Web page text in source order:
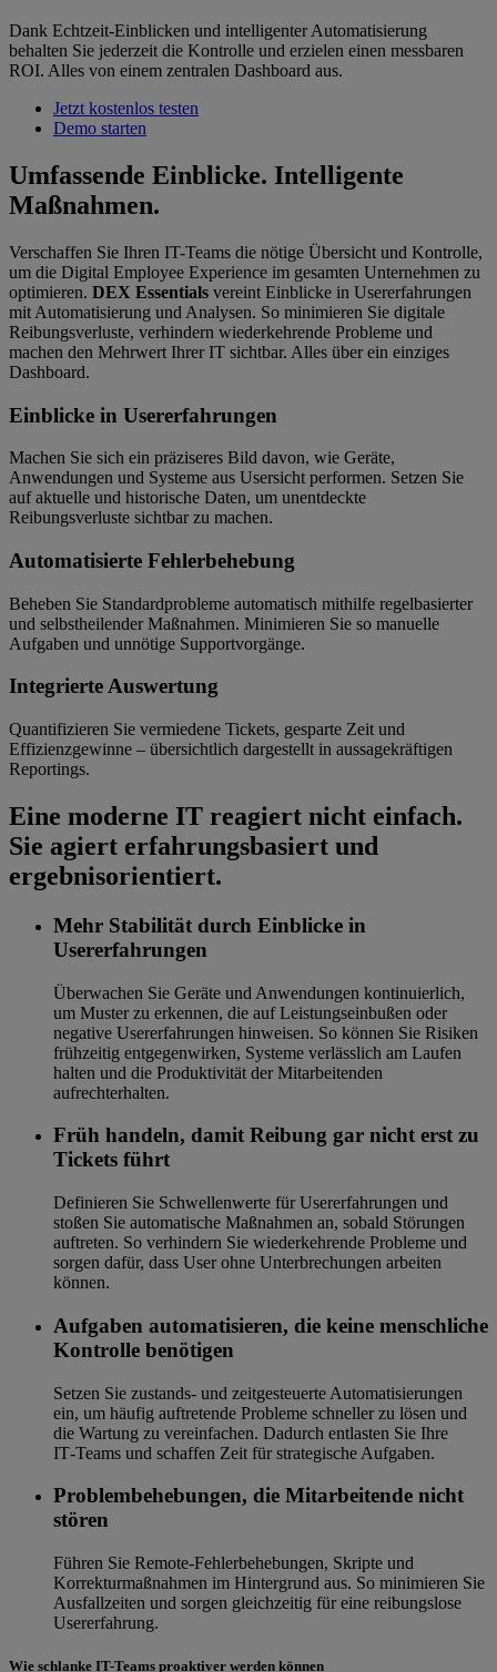
Dank Echtzeit-Einblicken und intelligenter Automatisierung
behalten Sie jederzeit die Kontrolle und erzielen einen messbaren
ROI. Alles von einem zentralen Dashboard aus.
Jetzt kostenlos testen
Demo starten
Umfassende Einblicke. Intelligente
Maßnahmen.
Verschaffen Sie Ihren IT-Teams die nötige Übersicht und Kontrolle,
um die Digital Employee Experience im gesamten Unternehmen zu
optimieren. DEX Essentials vereint Einblicke in Usererfahrungen
mit Automatisierung und Analysen. So minimieren Sie digitale
Reibungsverluste, verhindern wiederkehrende Probleme und
machen den Mehrwert Ihrer IT sichtbar. Alles über ein einziges
Dashboard.
Einblicke in Usererfahrungen
Machen Sie sich ein präziseres Bild davon, wie Geräte,
Anwendungen und Systeme aus Usersicht performen. Setzen Sie
auf aktuelle und historische Daten, um unentdeckte
Reibungsverluste sichtbar zu machen.
Automatisierte Fehlerbehebung
Beheben Sie Standardprobleme automatisch mithilfe regelbasierter
und selbstheilender Maßnahmen. Minimieren Sie so manuelle
Aufgaben und unnötige Supportvorgänge.
Integrierte Auswertung
Quantifizieren Sie vermiedene Tickets, gesparte Zeit und
Effizienzgewinne – übersichtlich dargestellt in aussagekräftigen
Reportings.
Eine moderne IT reagiert nicht einfach.
Sie agiert erfahrungsbasiert und
ergebnisorientiert.
Mehr Stabilität durch Einblicke in
Usererfahrungen
Überwachen Sie Geräte und Anwendungen kontinuierlich,
um Muster zu erkennen, die auf Leistungseinbußen oder
negative Usererfahrungen hinweisen. So können Sie Risiken
frühzeitig entgegenwirken, Systeme verlässlich am Laufen
halten und die Produktivität der Mitarbeitenden
aufrechterhalten.
Früh handeln, damit Reibung gar nicht erst zu
Tickets führt
Definieren Sie Schwellenwerte für Usererfahrungen und
stoßen Sie automatische Maßnahmen an, sobald Störungen
auftreten. So verhindern Sie wiederkehrende Probleme und
sorgen dafür, dass User ohne Unterbrechungen arbeiten
können.
Aufgaben automatisieren, die keine menschliche
Kontrolle benötigen
Setzen Sie zustands- und zeitgesteuerte Automatisierungen
ein, um häufig auftretende Probleme schneller zu lösen und
die Wartung zu vereinfachen. Dadurch entlasten Sie Ihre
IT‑Teams und schaffen Zeit für strategische Aufgaben.
Problembehebungen, die Mitarbeitende nicht
stören
Führen Sie Remote-Fehlerbehebungen, Skripte und
Korrekturmaßnahmen im Hintergrund aus. So minimieren Sie
Ausfallzeiten und sorgen gleichzeitig für eine reibungslose
Usererfahrung.
Wie schlanke IT-Teams proaktiver werden können